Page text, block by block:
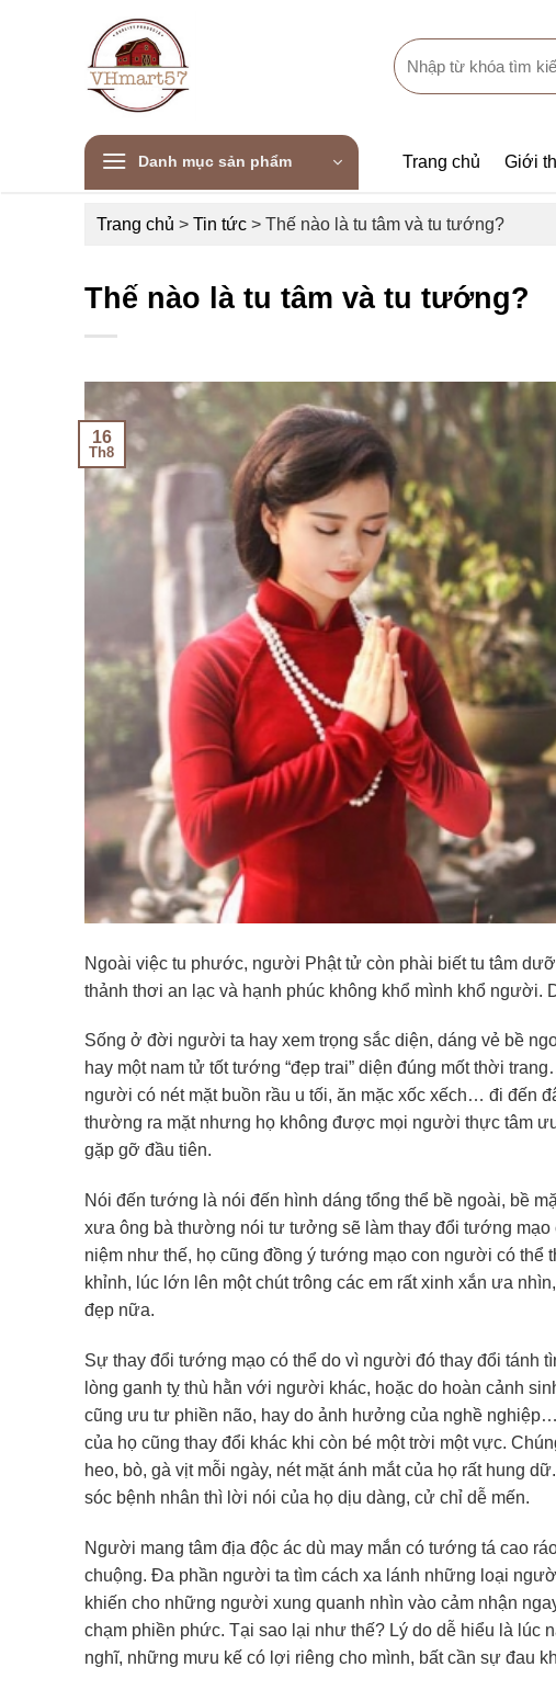
Search
for:
Danh mục sản phẩm Trang chủ Giới
Trang chủ > Tin tức > Thế nào là tu tâm và tu tướng?
Thế nào là tu tâm và tu tướng?
16
Th8
Ngoài việc tu phước, người Phật tử còn phài biết tu tâm
thảnh thơi an lạc và hạnh phúc không khổ mình khổ người.
Sống ở đời người ta hay xem trọng sắc diện, dáng vẻ bề
hay một nam tử tốt tướng “đẹp trai” diện đúng mốt thời
người có nét mặt buồn rầu u tối, ăn mặc xốc xếch… đi đến
thường ra mặt nhưng họ không được mọi người thực tâm
gặp gỡ đầu tiên.
Nói đến tướng là nói đến hình dáng tổng thể bề ngoài, bề
xưa ông bà thường nói tư tưởng sẽ làm thay đổi tướng
niệm như thế, họ cũng đồng ý tướng mạo con người có thể
khỉnh, lúc lớn lên một chút trông các em rất xinh xắn ưa
đẹp nữa.
Sự thay đổi tướng mạo có thể do vì người đó thay đổi tánh
lòng ganh tỵ thù hằn với người khác, hoặc do hoàn cảnh
cũng ưu tư phiền não, hay do ảnh hưởng của nghề
của họ cũng thay đổi khác khi còn bé một trời một vực.
heo, bò, gà vịt mỗi ngày, nét mặt ánh mắt của họ rất hung
sóc bệnh nhân thì lời nói của họ dịu dàng, cử chỉ dễ mến.
Người mang tâm địa độc ác dù may mắn có tướng tá cao
chuộng. Đa phần người ta tìm cách xa lánh những loại
khiến cho những người xung quanh nhìn vào cảm nhận
chạm phiền phức. Tại sao lại như thế? Lý do dễ hiểu là lúc
nghĩ, những mưu kế có lợi riêng cho mình, bất cần sự đau